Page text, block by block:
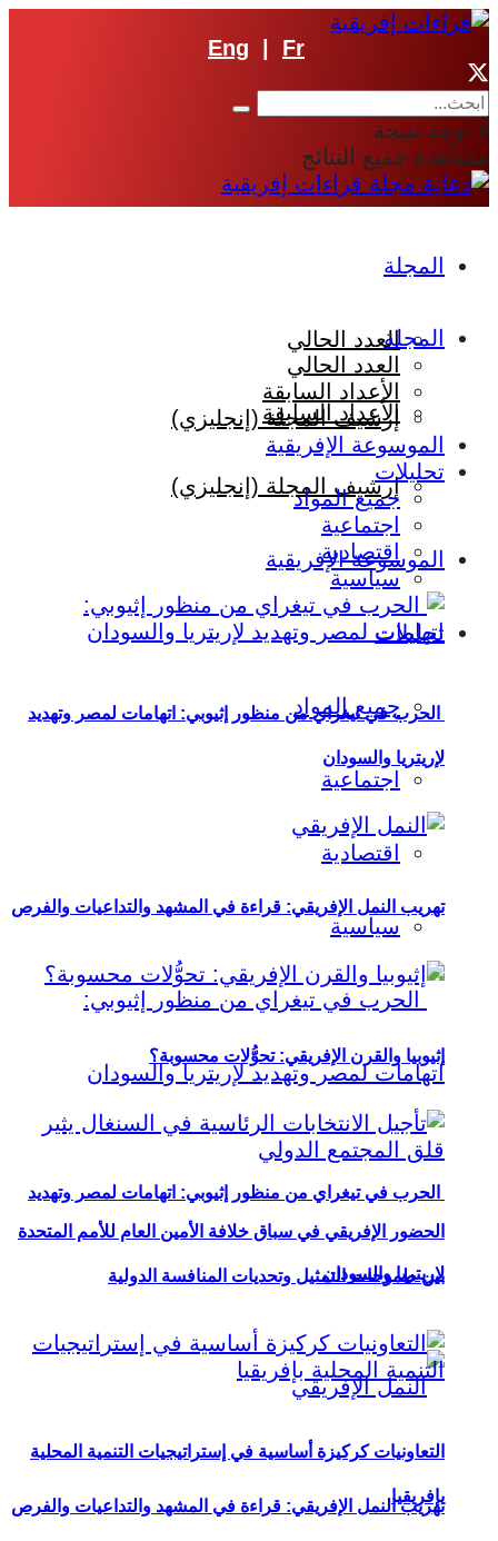
Eng Fr
لا توجد نتيجة
مشاهدة جميع النتائج
المجلة
العدد الحالي
الأعداد السابقة
إرشيف المجلة (إنجليزي)
الموسوعة الإفريقية
تحليلات
جميع المواد
اجتماعية
اقتصادية
سياسية
الحرب في تيغراي من منظور إثيوبي: اتهامات لمصر وتهديد
لإريتريا والسودان
تهريب النمل الإفريقي: قراءة في المشهد والتداعيات والفرص
المجلة
العدد الحالي
الأعداد السابقة
إرشيف المجلة (إنجليزي)
الموسوعة الإفريقية
تحليلات
جميع المواد
اجتماعية
اقتصادية
سياسية
الحرب في تيغراي من منظور إثيوبي: اتهامات لمصر وتهديد
لإريتريا والسودان
تهريب النمل الإفريقي: قراءة في المشهد والتداعيات والفرص
إثيوبيا والقرن الإفريقي: تحوُّلات محسوبة؟
الحضور الإفريقي في سباق خلافة الأمين العام للأمم المتحدة
بين طموحات التمثيل وتحديات المنافسة الدولية
التعاونيات كركيزة أساسية في إستراتيجيات التنمية المحلية
بإفريقيا